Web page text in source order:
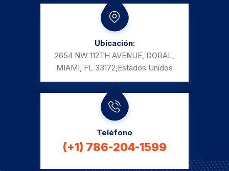
Ubicación:
2654 NW 112TH AVENUE, DORAL,
MIAMI, FL 33172, Estados Unidos
Teléfono
(+1) 786-204-1599